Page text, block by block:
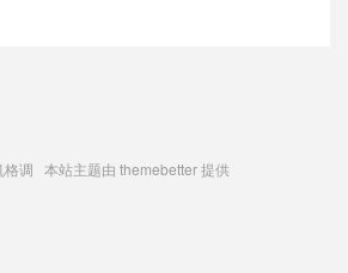
格调 本站主题由 themebetter提供